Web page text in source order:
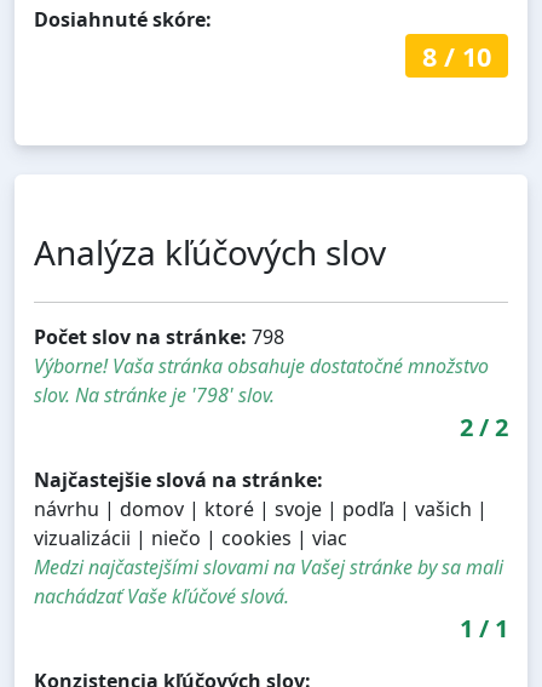
Dosiahnuté skóre:
8/ 10
Analýza kľúčových slov
Počet slov na stránke: 798
Výborne! Vaša stránka obsahuje dostatočné množstvo
slov. Na stránke je '798' slov.
2/2
Najčastejšie slová na stránke:
návrhu | domov | ktoré | svoje | podľa | vašich |
vizualizácii | niečo | cookies | viac
Medzi najčastejšími slovami na Vašej stránke by sa mali
nachádzať Vaše kľúčové slová.
1 / 1
Konzistencia kľúčových slov: